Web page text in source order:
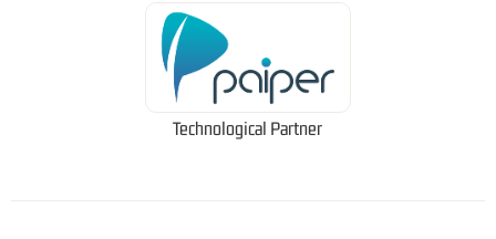
Technological Partner